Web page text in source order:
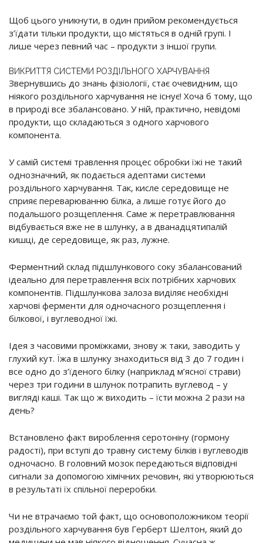
Щоб цього уникнути, в один прийом рекомендується
з’їдати тільки продукти, що містяться в одній групі. І
лише через певний час – продукти з іншої групи.
ВИКРИТТЯ СИСТЕМИ РОЗДІЛЬНОГО ХАРЧУВАННЯ
Звернувшись до знань фізіології, стає очевидним, що
ніякого роздільного харчування не існує! Хоча б тому, що
в природі все збалансовано. У ній, практично, невідомі
продукти, що складаються з одного харчового
компонента.
У самій системі травлення процес обробки їжі не такий
однозначний, як подається адептами системи
роздільного харчування. Так, кисле середовище не
сприяє переварюванню білка, а лише готує його до
подальшого розщеплення. Саме ж перетравлювання
відбувається вже не в шлунку, а в дванадцятипалій
кишці, де середовище, як раз, лужне.
Ферментний склад підшлункового соку збалансований
ідеально для перетравлення всіх потрібних харчових
компонентів. Підшлункова залоза виділяє необхідні
харчові ферменти для одночасного розщеплення і
білкової, і вуглеводної їжі.
Ідея з часовими проміжками, знову ж таки, заводить у
глухий кут. Їжа в шлунку знаходиться від 3 до 7 годин і
все одно до з’їденого білку (наприклад м’ясної страви)
через три години в шлунок потрапить вуглевод – у
вигляді каші. Так що ж виходить – їсти можна 2 рази на
день?
Встановлено факт вироблення серотоніну (гормону
радості), при вступі до травну систему білків і вуглеводів
одночасно. В головний мозок передаються відповідні
сигнали за допомогою хімічних речовин, які утворюються
в результаті їх спільної переробки.
Чи не втрачаємо той факт, що основоположником теорії
роздільного харчування був Герберт Шелтон, який до